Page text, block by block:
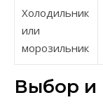
Холодильник
или
морозильник
Выбор и